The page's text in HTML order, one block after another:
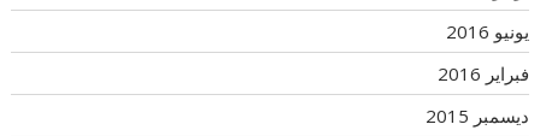
يونيو 2016
فبراير 2016
ديسمبر 2015